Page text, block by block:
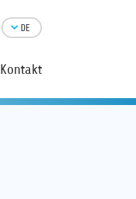
Kontakt
DE